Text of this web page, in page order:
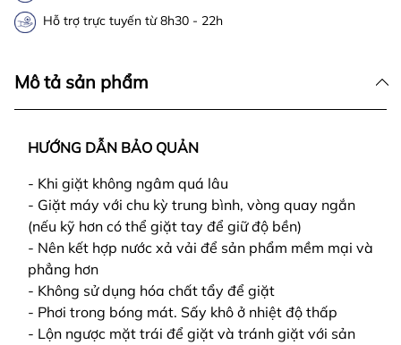
Hỗ trợ trực tuyến từ 8h30 - 22h
Mô tả sản phẩm
HƯỚNG DẪN BẢO QUẢN
- Khi giặt không ngâm quá lâu
- Giặt máy với chu kỳ trung bình, vòng quay ngắn
(nếu kỹ hơn có thể giặt tay để giữ độ bền)
- Nên kết hợp nước xả vải để sản phẩm mềm mại và
phẳng hơn
- Không sử dụng hóa chất tẩy để giặt
- Phơi trong bóng mát. Sấy khô ở nhiệt độ thấp
- Lộn ngược mặt trái để giặt và tránh giặt với sản